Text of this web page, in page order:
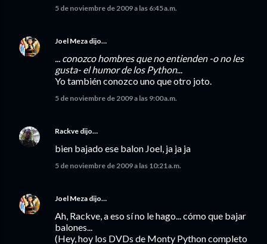
5 de noviembre de 2009 a las 6:45 a.m.
Joel Meza dijo…
... conozco hombres que no entienden -o no les
gusta- el humor de los Python...
Yo también conozco uno que otro joto.
5 de noviembre de 2009 a las 9:00 a.m.
Rackve dijo…
bien bajado ese balon Joel, ja ja ja
5 de noviembre de 2009 a las 10:21 a.m.
Joel Meza dijo…
Ah, Rackve, a eso sí no le hago... cómo que bajar
balones...
(Hey, hoy los DVDs de Monty Python completo